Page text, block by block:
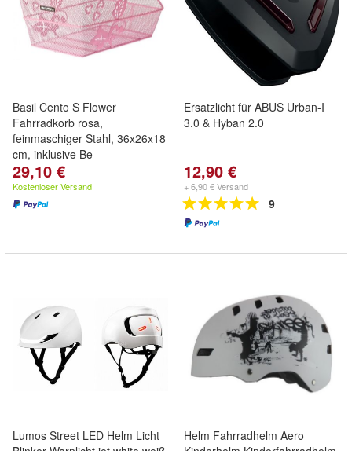
Basil Cento S Flower
Fahrradkorb rosa,
feinmaschiger Stahl, 36x26x18
cm, inklusive Be
29,10 €
Kostenloser Versand
Ersatzlicht für ABUS Urban-I
3.0 & Hyban 2.0
12,90 €
+ 6,90 € Versand
9
Lumos Street LED Helm Licht
Helm Fahrradhelm Aero